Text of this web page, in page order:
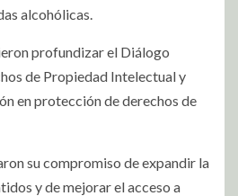
alcohólicas.
profundizar el Diálogo
de Propiedad Intelectual y
en protección de derechos de
su compromiso de expandir la
y de mejorar el acceso a